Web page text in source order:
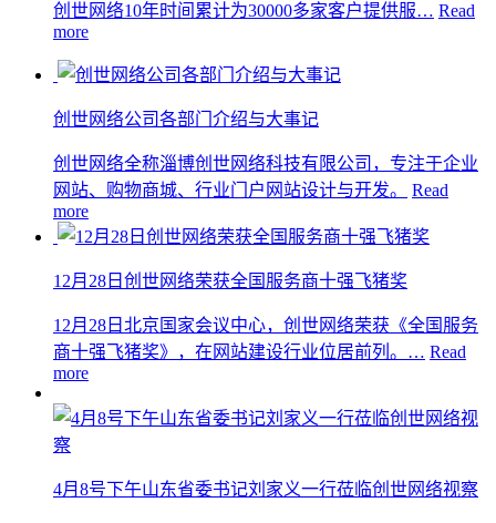
创世网络10年时间累计为30000多家客户提供服… Read
more
创世网络公司各部门介绍与大事记
创世网络全称淄博创世网络科技有限公司，专注于企业
网站、购物商城、行业门户网站设计与开发。
Read
more
12月28日创世网络荣获全国服务商十强飞猪奖
12月28日北京国家会议中心，创世网络荣获《全国服务
商十强飞猪奖》，在网站建设行业位居前列。… Read
more
4月8号下午山东省委书记刘家义一行莅临创世网络视察